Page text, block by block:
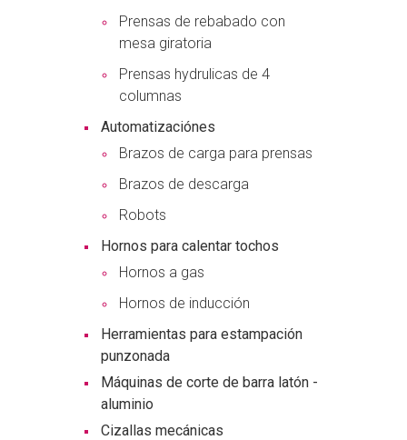
Prensas de rebabado con
mesa giratoria
Prensas hydrulicas de 4
columnas
Automatizaciónes
Brazos de carga para prensas
Brazos de descarga
Robots
Hornos para calentar tochos
Hornos a gas
Hornos de inducción
Herramientas para estampación
punzonada
Máquinas de corte de barra latón -
aluminio
Cizallas mecánicas